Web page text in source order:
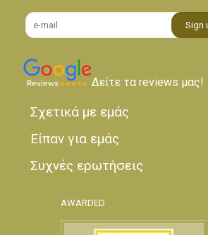
Δείτε τα reviews μας!
Σχετικά με εμάς
Είπαν για εμάς
Συχνές ερωτήσεις
AWARDED